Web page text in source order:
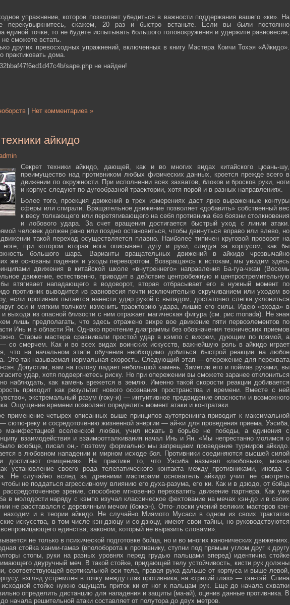
упражнение, которое позволяет убедиться в важности поддержания вашего «ки». На
перекувыркнитесь, скажем, 20 раз и быстро встаньте. Если вы были постоянно
единой точке, то не будете испытывать большого головокружения и удержите равновесие,
сможете встать.
других превосходных упражнений, включенных в книгу Мастера Коичи Тохэя «Айкидо».
практиковать дома.
sape.php не найден!
Нет комментариев »
айкидо
Секрет техники айкидо, дающей, как и во многих видах китайского цюань-шу,
преимущество над противником любых физических данных, кроется прежде всего в
движении по окружности. При исполнении всех захватов, блоков и бросков руки, ноги
и корпус следуют по дугообразной траектории, хотя порой и в разных направлениях.
Более того, проекция движений в трех измерениях даст ярко выраженные контуры
сферы или спирали. Вращательное движение позволяет «добавить» собственный вес
к весу толкающего или перетягивающего на себя противника без боязни столкновения
и лобового удара. За счет вращения достигается быстрый уход с линии атаки.
человек должен рано или поздно остановиться, чтобы двинуться вправо или влево, но
такой переход осуществляется плавно. Наиболее типичен круговой проворот на
ноге, при котором вторая нога описывает дугу и руки, следуя за корпусом, как бы
большого шара. Варианты вращательных движений в айкидо чрезвычайно
же основаны падения и уходы переворотом. Возвращаясь к истокам, мы увидим здесь
движения в китайской школе «внутреннего» направления Ба-гуа-чжан (Восемь
движение, естественно, приводит в действие центробежную и центростремительную
втягивает нападающего в водоворот, вторая отбрасывает его в нужный момент по
противник выводится из равновесия почти исключительно скручиванием или уходом во
если противник пытается нанести удар рукой с выпадом, достаточно слегка уклониться
оси и мягким толчком изменить траекторию удара, лишив его силы. Идею «входа» в
и выхода из опасной близости с ним отражает магическая фигура (см. рис monada). Не зная
лишь предполагать, что здесь отражено вихре вое движение пяти первоэлементов по
Инь и в области Ян. Однако прочтение диаграммы без обозначения технических приемов
Старые мастера сравнивали простой удар в кэмпо с вихрем, дующим по прямой, а
со смерчем. Как и во всех видах воинских искусств, важнейшую роль в айкидо играет
что на начальном этапе обучения необходимо добиться быстрой реакции на любое
Это так называемая нормальная скорость. Следующий этап — опережение для перехвата
сэн. Допустим, вам на голову падает небольшой камень. Заметив его и поймав руками, вы
удар, хотя подвергнетесь риску. Но при опережении вы сможете заранее отклониться
наблюдать, как камень врежется в землю. Именно такой скорости реакции добивается
приходит как результат нового осознания пространства и времени. Вместе с ней
экстремальный разум (гоку-и) — интуитивное предвидение опасности и возможного
Ощущение времени позволяет определить момент атаки и контратаки.
применение четырех описанных выше принципов аутотренинга приводит к максимальной
сютю-реку и сосредоточению жизненной энергии — ай-ки для проведения приема. Уэсиба,
манифестацией вселенской любви, учил искать в борьбе не победы, а единения с
взаимодействия и взаимоотталкивания начал Инь и Ян. «Мы непрестанно молимся о
вообще, писал он,- поэтому формально мы запрещаем проведение турниров айкидо.
в любовном нападении и мирном исходе боя. Противники соединяются высшей силой
очищения». На практике то, что Уэсиба называл «любовью», можно
установление своего рода телепатического контакта между противниками, иногда с
Не случайно вслед за древними мастерами основатель айкидо учил не смотреть
чтобы не поддаться агрессивному влиянию его духа-разума, его ки. Как и в дзюдо, от бойца
рассредоточенное зрение, способное мгновенно перехватить движение партнера. Как уже
в молодости наряду с кэмпо изучал классическое фехтование на мечах кэн-до и в своих
не расставался с деревянным мечом (боккэн). Отго- лоски учений великих мастеров кэн-
и в теории айкидо. Не случайно Миямото Мусаси в одном из своих трактатов
искусства, в том числе кэн-дзюцу и со-дзюцу, имеют свои тайны, но руководствуются
единства, законом, который не выразить словами».
не только в психической подготовке бойца, но и во многих канонических движениях.
стойка ханми-гамаэ (вполоборота к противнику, ступни под прямым углом друг к другу
стопы, руки на разных уровнях перед грудью пальцами вперед) идентична стойке
двуручный меч. В такой стойке, придающей телу устойчивость, кисти рук должны
соответствующей вертикальной оси тела, правая рука дальше от корпуса и выше левой,
взгляд устремлен в точку между глаз противника, на «третий глаз» — тэн-тэй. Спина
стойке нужно ощущать приток ки от ног к пальцам рук. Еще до начала схватки
определить дистанцию для нападения и защиты (ма-ай), оценив данные противника. В
начала решительной атаки составляет от полутора до двух метров.